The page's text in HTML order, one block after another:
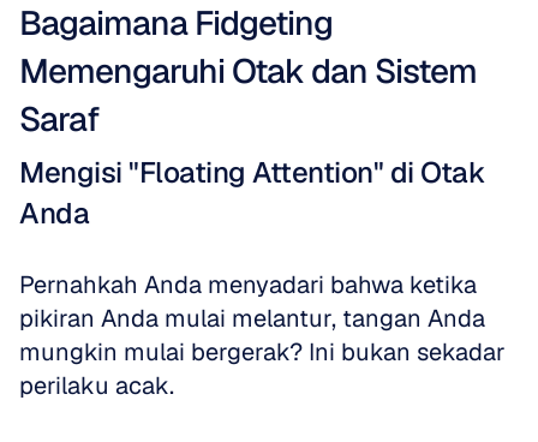
Bagaimana Fidgeting
Memengaruhi Otak dan Sistem
Saraf
Mengisi "Floating Attention" di Otak
Anda
Pernahkah Anda menyadari bahwa ketika
pikiran Anda mulai melantur, tangan Anda
mungkin mulai bergerak? Ini bukan sekadar
perilaku acak.